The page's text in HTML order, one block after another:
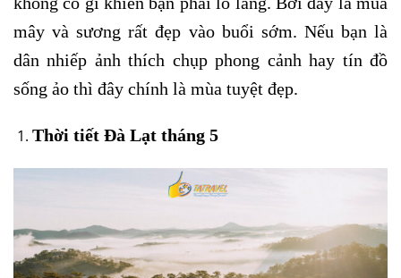
mây và sương rất đẹp vào buổi sớm. Nếu bạn là
dân nhiếp ảnh thích chụp phong cảnh hay tín đồ
sống ảo thì đây chính là mùa tuyệt đẹp.
Thời tiết Đà Lạt tháng 5